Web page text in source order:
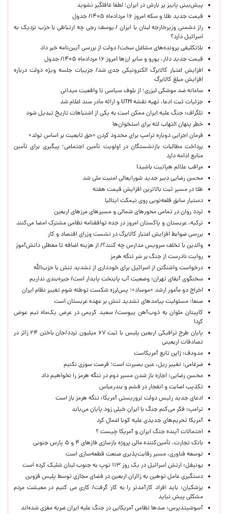
پیش‌بینی پاییز پر بارش در ایران؛ لطفا غافلگیر نشوید
قیمت جدید طلا و سکه امروز ۱۶ مردادماه ۱۴۰۵/ جدول
راز دشمنی وزیرخارجه لبنان با ایران / یوسف رجی چه ارتباطی با حزب نزدیک به
اسرائیل دارد؟
بلاتکلیفی پرونده‌های مشاغل سخت/ دولت از بررسی آیین‌نامه خبر داد
قیمت جدید دلار، یورو و سایر ارزها امروز ۱۶ مردادماه ۱۴۰۵/ جدول
افزایش اعتبار کالابرگ الکترونیکی جدی شد/ جزییات جلسه ویژه دولت درباره
افزایش مبلغ کالابرگ
سامانه ضد موشکی لیزری؛ از بلوف سیاسی تا واقعیت میدانی
جزئیات ثبت ادعا، تهیه نقشه UTM و ارائه مادر سند اعلام شد
تلگراف: جنگ علیه ایران ممکن است به یکی از اشتباهات تاریخ تبدیل شود
خطر پنهان التهاب لثه برای استخوان‌ها
فرمان اجرایی دوباره ترامپ برای محدود کردن «حق تابعیت بر اساس تولد»
پرداخت مطالبات بازنشستگان در اولویت تأمین اجتماعی؛ پیگیری برای تأمین
منابع ادامه دارد
مراقب علائم هپاتیت باشید!
محسن رضایی دبیر جدید شورایعالی امنیت ملی شد
طلا در مسیر ثبت بالاترین افزایش قیمت هفته
دستیار سابق قلعه‌نویی روی نیمکت ایتالیا
تردد روان در تمامی محورهای شمالی و مسیرهای مرزهای اربعین
ترکیه، عربستان و پاکستان امروز در جده توافقنامه نظامی مشترک امضا می‌کنند
بررسی ضوابط افزایش اعتبار کالابرگ در نشست وزرای اقتصاد و کار
والدین با تخلف سرویس مدارس چه کنند؟/ از هزینه اضافه تا معطلی دانش‌آموز
روایت نادرست از جنگ بر سَر تنگه هرمز
درخواست واشنگتن از اسرائیل برای خودداری از تشدید تنش با حزب‌الله
سخنگوی آبفای تهران: وضعیت آب پایتخت پایدار است/ جیره‌بندی نداریم
اخراج دو مأمور ارشد «موساد»؛ پس‌لرزه شکست توطئه شوم تغییر نظام ایران
صنعا: مسئولیت پیامدهای تشدید تنش بر عهده عربستان است
کاپیتان ملوان به ذوب‌آهن پیوست/ سعید کریمی در عرض یک‌ماه تیم عوض
کرد!
پایان طرح ترافیکی اربعین پلیس با ثبت ۶۷ میلیون تردد/جان باختن ۲۴ زائر در
تصادفات اربعینی
مدودف: ژاپن تابع آمریکاست
ضرغامی: تغییر ریل، عین بصیرت است؛ فرصت سوزی نکنیم
محسن رضایی: اجازه باز شدن مسیر دوم در تنگه هرمز را نخواهیم داد
تکذیب اصابت و انفجار در قشم و بندرعباس
ادعای جدید رئیس دولت تروریستی آمریکا: تنگه هرمز باز است
ترامپ: فکر می‌کنم جنگ با ایران خیلی زود پایان می‌یابد
آمریکا تحریم‌های جدیدی علیه کوبا اعمال کرد
احتمالات آینده جنگ ایران و آمریکا چیست ؟
بانک تجارت، تأمین‌کننده مالی پروژه بازسازی فازهای ۴ و ۵ پارس جنوبی
توسعه فناوری، مسیر رقابت‌پذیری صنعت قطعه‌سازی است
یونیفل: ارتش اسرائیل در یک روز ۱۱۳ توپ به جنوب لبنان شلیک کرده است
دستگیری عامل توهین به زائران اربعین در فضای مجازی توسط پلیس قزوین
پزشکیان: باید افراد کارآمدتر را به کار گرفت/ کاری می کنیم در معیشت مردم
مشکلی پیش نیاید
آسوشیتدپرس: صدها نظامی آمریکایی در جنگ علیه ایران ضربه مغزی شده‌اند